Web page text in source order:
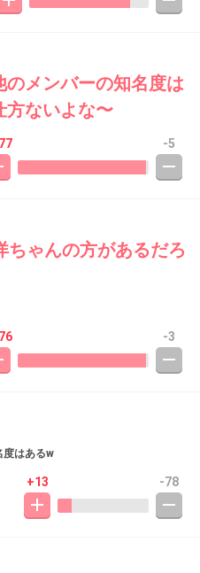
メンバーの知名度は
方ないよな〜
-5
ちゃんの方があるだろ
-3
度はあるw
+13 -78